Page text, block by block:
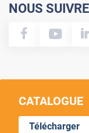
NOUS SUIVRE
CATALOGUE
Télécharger